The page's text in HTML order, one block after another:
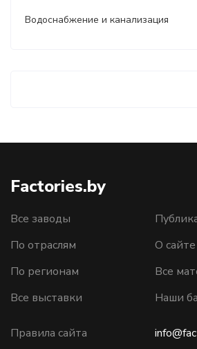
Водоснабжение и канализация
Factories.by
Все заводы
По отраслям
По регионам
Все выставки
О сайте
Все
Наши
Правила сайта